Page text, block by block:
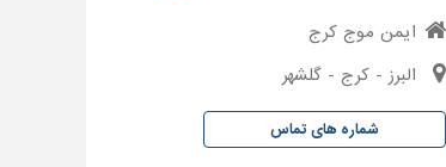
ایمن موج کرج
البرز - کرج - گلشهر
شماره های تماس